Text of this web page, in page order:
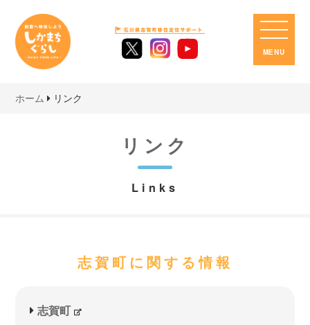
しかまちぐらし
MENU
ホーム リンク
リンク
Links
志賀町に関する情報
志賀町